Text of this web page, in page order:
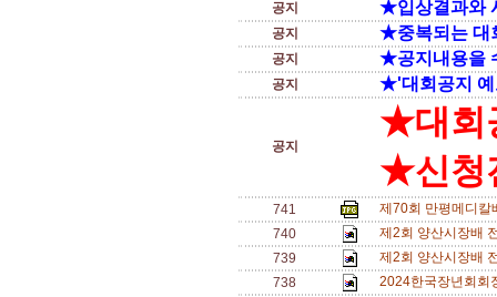
공지
★입상결과와
공지 ★중복되는 대
공지 ★공지내용을
공지 ★'대회공지 예
공지
★대회
★신청
741
제70회 만평메디
740
제2회 양산시장배
739
제2회 양산시장배
738
2024한국장년회회